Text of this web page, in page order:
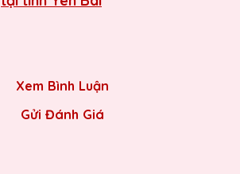
Xem Bình Luận
Gửi Đánh Giá